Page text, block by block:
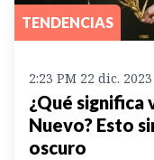
TENDENCIAS
2:23 PM 22 dic. 2023
¿Qué significa
Nuevo? Esto
oscuro